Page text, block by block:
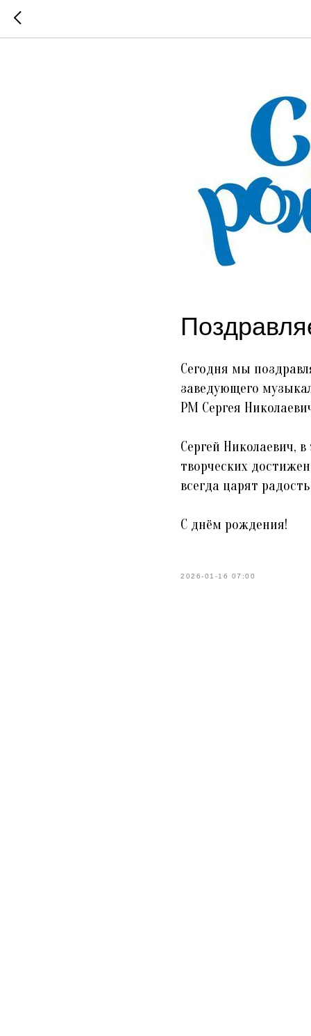
Сегодня мы
заведующего
РМ Сергея
Сергей Николаевич,
творческих
всегда царят
С днём рождения!
2026-01-16 07:00